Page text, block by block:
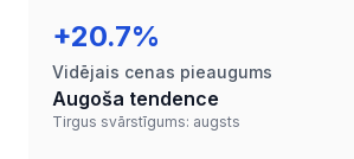
+20.7%
Vidējais cenas pieaugums
Augoša tendence
Tirgus svārstīgums: augsts